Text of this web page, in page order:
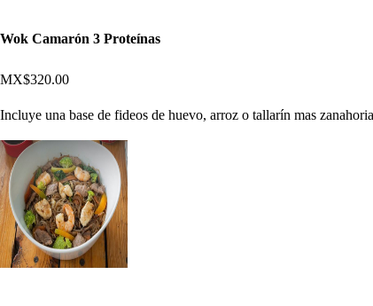
Wok Camarón 3 Proteínas
MX$320.00
Incluye una base de fideos de huevo, arroz o tallarín mas